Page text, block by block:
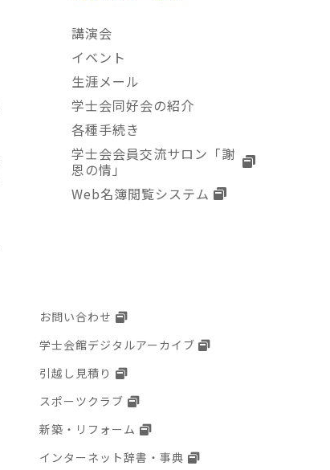
講演会
イベント
生涯メール
学士会同好会の紹介
各種手続き
学士会会員交流サロン「謝
恩の情」
Web名簿閲覧システム
お問い合わせ
学士会館デジタルアーカイブ
引越し見積り
スポーツクラブ
新築・リフォーム
インターネット辞書・事典